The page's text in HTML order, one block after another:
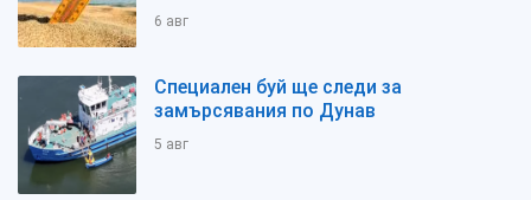
6 авг
Специален буй ще следи за
замърсявания по Дунав
5 авг